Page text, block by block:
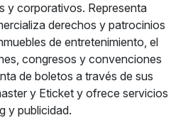
y corporativos. Representa
derechos y patrocinios
de entretenimiento, el
congresos y convenciones
de boletos a través de sus
y Eticket y ofrece servicios
y publicidad.